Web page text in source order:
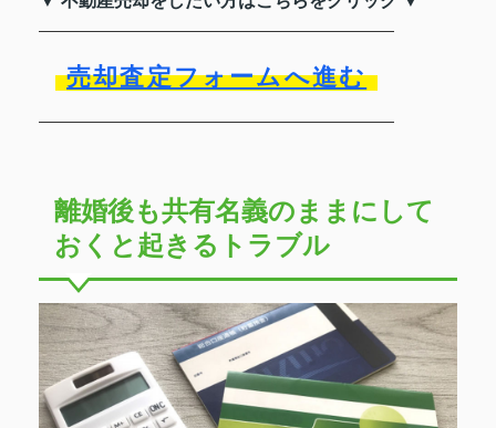
売却査定フォームへ進む
離婚後も共有名義のままにして
おくと起きるトラブル